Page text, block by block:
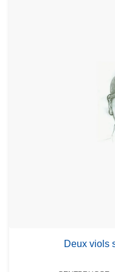
Deux viols